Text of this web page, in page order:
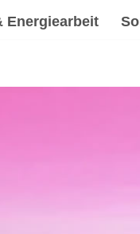
Energiearbeit